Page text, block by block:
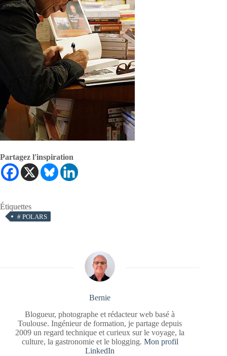
Partagez l'inspiration
Étiquettes
# POLARS
Bernie
Blogueur, photographe et rédacteur web basé à
Toulouse. Ingénieur de formation, je partage depuis
2009 un regard technique et curieux sur le voyage, la
culture, la gastronomie et le blogging. Mon profil
LinkedIn